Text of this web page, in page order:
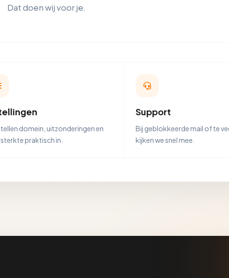
Dat doen wij voor je.
domein, uitzonderingen en
praktisch in.
Support
Bij geblokkeerde mail of te
kijken we snel mee.